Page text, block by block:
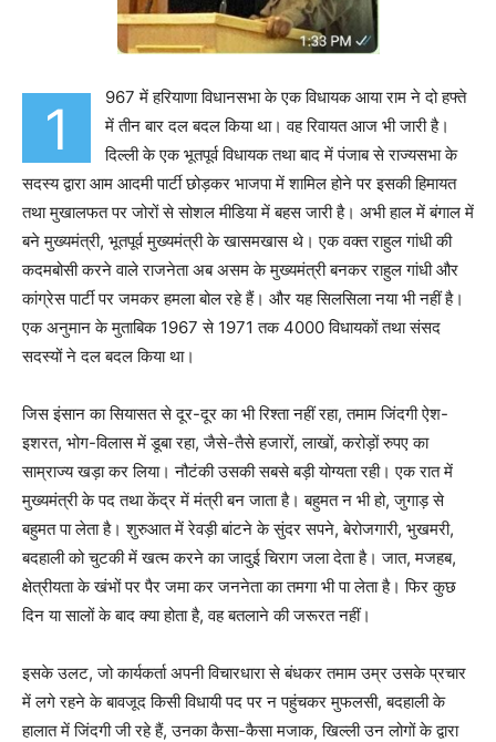
1
967 में हरियाणा विधानसभा के एक विधायक आया राम ने दो हफ्ते
में तीन बार दल बदल किया था। वह ‌रिवायत आज भी जारी है।‌
दिल्ली के एक भूतपूर्व विधायक तथा बाद में पंजाब से राज्यसभा के
सदस्य द्वारा आम आदमी पार्टी छोड़कर भाजपा में शामिल होने पर ‌इसकी हिमायत
तथा मुखालफत पर जोरों से सोशल मीडिया में‌ बहस जारी है। अभी हाल में बंगाल में
बने मुख्यमंत्री, भूतपूर्व मुख्यमंत्री ‌के खासमखास थे।‌ एक वक्त राहुल गांधी की
कदमबोसी करने वाले राजनेता अब असम के मुख्यमंत्री बनकर ‌राहुल गांधी और
कांग्रेस पार्टी पर जमकर हमला बोल रहे हैं। और यह सिलसिला नया भी नहीं है।
‌एक अनुमान के मुताबिक 1967 से 1971 तक 4000 विधायकों तथा संसद
सदस्यों ने दल बदल किया था।
जिस इंसान का सियासत से दूर-दूर का भी रिश्ता नहीं रहा, तमाम जिंदगी ऐश-
इशरत, भोग-विलास में डूबा रहा, जैसे-तैसे हजारों, लाखों, करोड़ों रुपए का
साम्राज्य खड़ा कर लिया। नौटंकी उसकी सबसे बड़ी योग्यता रही। एक रात में
मुख्यमंत्री के पद तथा केंद्र में मंत्री बन जाता है। बहुमत न भी हो, जुगाड़ से
बहुमत पा लेता है। शुरुआत में रेवड़ी बांटने के सुंदर सपने, बेरोजगारी, भुखमरी,
बदहाली को चुटकी में खत्म करने का जादुई चिराग जला देता है। जात, मजहब,
क्षेत्रीयता के खंभों पर पैर जमा कर जननेता का तमगा भी पा लेता है। फिर कुछ
दिन या सालों के बाद क्या होता है, वह बतलाने की जरूरत नहीं।
इसके उलट, जो कार्यकर्ता अपनी विचारधारा से बंधकर तमाम उम्र उसके प्रचार
में लगे रहने के बावजूद किसी विधायी पद पर न पहुंचकर मुफलसी, बदहाली के
हालात में जिंदगी जी रहे हैं, उनका कैसा-कैसा मजाक, ‌खिल्ली उन लोगों के द्वारा